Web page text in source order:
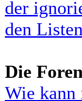
der
den
Die
Wie kann